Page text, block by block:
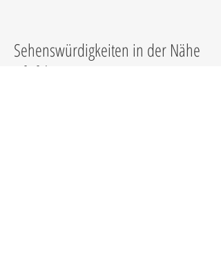
Sehenswürdigkeiten in der Nähe
Info folgt